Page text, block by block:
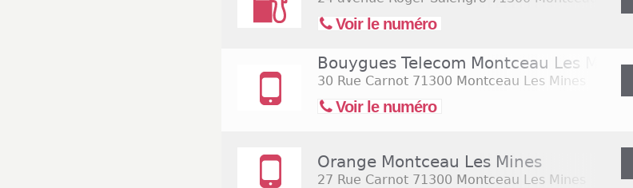
Voir le numéro
Bouygues Telecom Montceau Les Mines
30 Rue Carnot 71300 Montceau Les Mines
Voir le numéro
Orange Montceau Les Mines
27 Rue Carnot 71300 Montceau Les Mines